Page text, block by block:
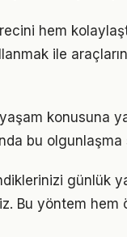
hem
ile
konusuna
bu
günlük
Bu yöntem hem